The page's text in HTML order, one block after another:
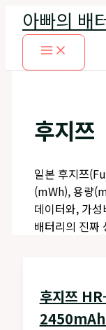
아빠의 배
후지쯔
일본 후지쯔
(mWh), 용량
데이터와, 가
배터리의 진짜
후지쯔
2450mAh